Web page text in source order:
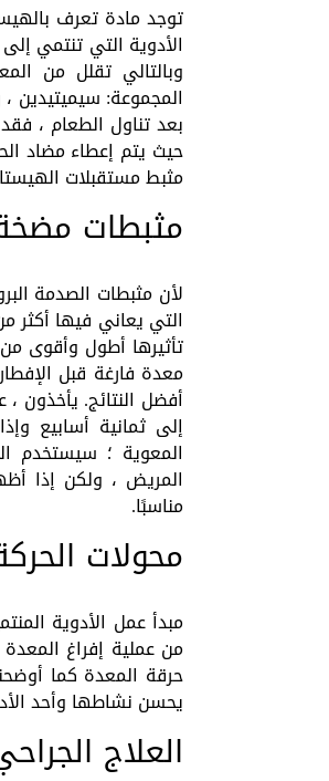
توجد مادة تعرف
وبالتالي تقلل من
المجموعة: سيميتيدين
حيث يتم إعطاء مضاد
مثبط مستقبلات الهيستامين -2 حمض
مثبطات مضخة
لأن مثبطات الصدمة
التي يعاني فيها أكثر
معدة فارغة قبل
أفضل النتائج. يأخذون
إلى ثمانية أسابيع
المعوية ؛ سيستخدم
المريض ، ولكن إذا
مناسبًا.
محولات
مبدأ عمل الأدوية
من عملية إفراغ
حرقة المعدة كما
يحسن نشاطها وأحد
العلاج